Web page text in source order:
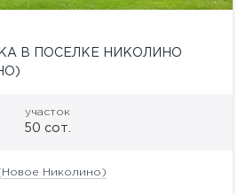
В ПОСЕЛКЕ НИКОЛИНО
участок
50 сот.
Николино)